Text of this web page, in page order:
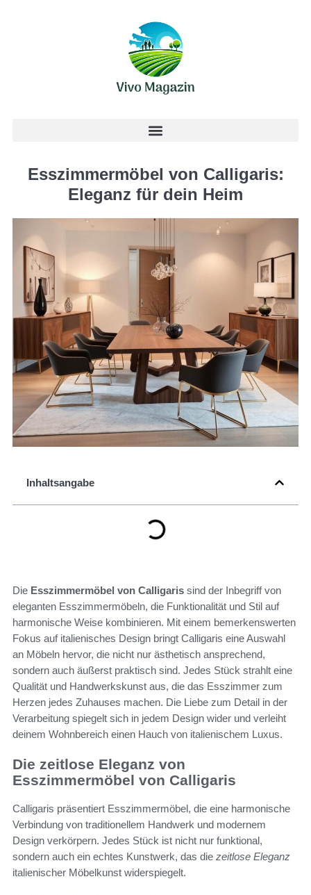
Esszimmermöbel von Calligaris:
Eleganz für dein Heim
Inhaltsangabe
Die Esszimmermöbel von Calligaris sind der Inbegriff von
eleganten Esszimmermöbeln, die Funktionalität und Stil auf
harmonische Weise kombinieren. Mit einem bemerkenswerten
Fokus auf italienisches Design bringt Calligaris eine Auswahl
an Möbeln hervor, die nicht nur ästhetisch ansprechend,
sondern auch äußerst praktisch sind. Jedes Stück strahlt eine
Qualität und Handwerkskunst aus, die das Esszimmer zum
Herzen jedes Zuhauses machen. Die Liebe zum Detail in der
Verarbeitung spiegelt sich in jedem Design wider und verleiht
deinem Wohnbereich einen Hauch von italienischem Luxus.
Die zeitlose Eleganz von
Esszimmermöbel von Calligaris
Calligaris präsentiert Esszimmermöbel, die eine harmonische
Verbindung von traditionellem Handwerk und modernem
Design verkörpern. Jedes Stück ist nicht nur funktional,
sondern auch ein echtes Kunstwerk, das die zeitlose Eleganz
italienischer Möbelkunst widerspiegelt.